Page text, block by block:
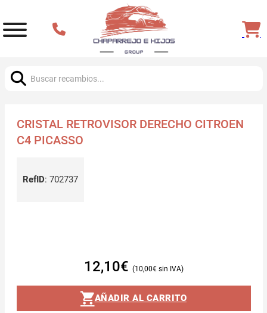
CRISTAL RETROVISOR DERECHO CITROEN
C4 PICASSO
RefID: 702737
12,10€ 10,00€
AÑADIR AL CARRITO